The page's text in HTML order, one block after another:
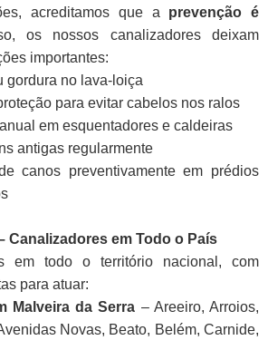
acreditamos que a prevenção é
os nossos canalizadores deixam
importantes:
gordura no lava-loiça
para evitar cabelos nos ralos
em esquentadores e caldeiras
antigas regularmente
canos preventivamente em prédios
Canalizadores em Todo o País
em todo o território nacional, com
para atuar:
Malveira da Serra – Areeiro, Arroios,
Novas, Beato, Belém, Carnide,